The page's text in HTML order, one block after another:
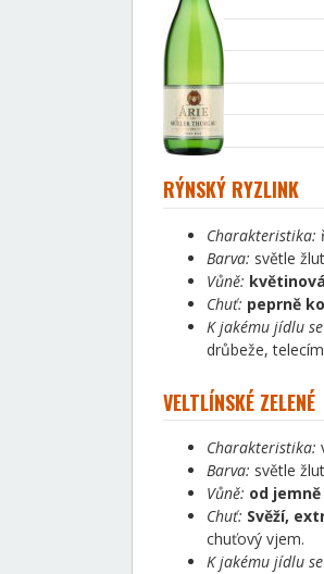
RÝNSKÝ RYZLINK
Charakteristika:
Barva: světle
Vůně:
Chuť: peprně
K jakému jídlu
drůbeže,
VELTLÍNSKÉ ZELENÉ
Charakteristika:
Barva: světle
Vůně: od
Chuť: Svěží,
chuťový vjem.
K jakému jídlu